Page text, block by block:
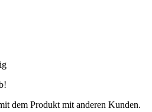
dem Produkt mit anderen Kunden.